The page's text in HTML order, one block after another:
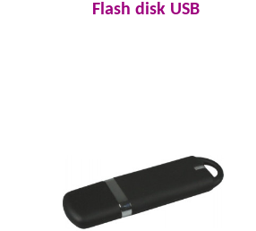
Flash disk USB